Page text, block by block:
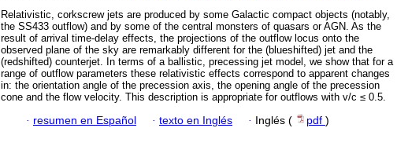
Relativistic, corkscrew jets are produced by some Galactic compact objects (notably,
the SS433 outflow) and by some of the central monsters of quasars or AGN. As the
result of arrival time-delay effects, the projections of the outflow locus onto the
observed plane of the sky are remarkably different for the (blueshifted) jet and the
(redshifted) counterjet. In terms of a ballistic, precessing jet model, we show that for a
range of outflow parameters these relativistic effects correspond to apparent changes
in: the orientation angle of the precession axis, the opening angle of the precession
cone and the flow velocity. This description is appropriate for outflows with v/c ≤ 0.5.
· resumen en Español · texto en Inglés · Inglés ( pdf )